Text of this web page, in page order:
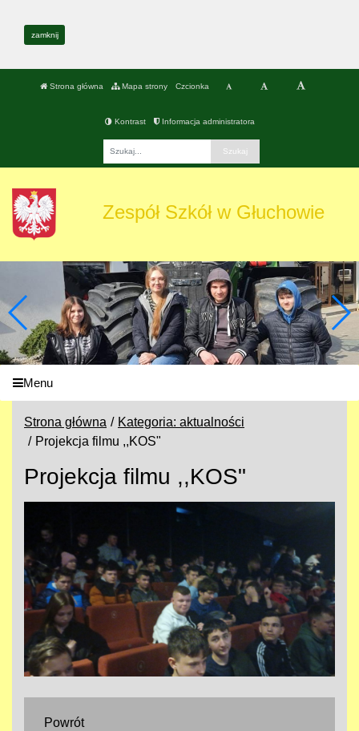
zamknij
Strona główna Mapa strony Czcionka
Kontrast Informacja administratora
Zespół Szkół w Głuchowie
Menu
Strona główna
Kategoria: aktualności
Projekcja filmu ,,KOS"
Projekcja filmu ,,KOS"
Powrót